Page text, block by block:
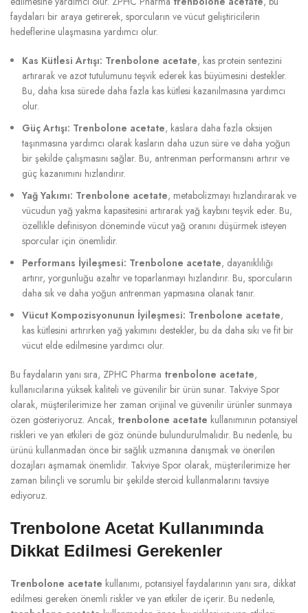
faydaları bir araya getirerek, sporcuların ve vücut geliştiricilerin
hedeflerine ulaşmasına yardımcı olur.
Kas Kütlesi Artışı: Trenbolone acetate, kas protein sentezini
artırarak ve azot tutulumunu teşvik ederek kas büyümesini destekler.
Bu, daha kısa sürede daha fazla kas kütlesi kazanılmasına yardımcı
olur.
Güç Artışı: Trenbolone acetate, kaslara daha fazla oksijen
taşınmasına yardımcı olarak kasların daha uzun süre ve daha yoğun
bir şekilde çalışmasını sağlar. Bu, antrenman performansını artırır ve
güç kazanımını hızlandırır.
Yağ Yakımı: Trenbolone acetate, metabolizmayı hızlandırarak ve
vücudun yağ yakma kapasitesini artırarak yağ kaybını teşvik eder. Bu,
özellikle definisyon döneminde vücut yağ oranını düşürmek isteyen
sporcular için önemlidir.
Performans İyileşmesi: Trenbolone acetate, dayanıklılığı
artırır, yorgunluğu azaltır ve toparlanmayı hızlandırır. Bu, sporcuların
daha sık ve daha yoğun antrenman yapmasına olanak tanır.
Vücut Kompozisyonunun İyileşmesi: Trenbolone acetate,
kas kütlesini artırırken yağ yakımını destekler, bu da daha sıkı ve fit bir
vücut elde edilmesine yardımcı olur.
Bu faydaların yanı sıra, ZPHC Pharma trenbolone acetate,
kullanıcılarına yüksek kaliteli ve güvenilir bir ürün sunar. Takviye Spor
olarak, müşterilerimize her zaman orijinal ve güvenilir ürünler sunmaya
özen gösteriyoruz. Ancak, trenbolone acetate kullanımının potansiyel
riskleri ve yan etkileri de göz önünde bulundurulmalıdır. Bu nedenle, bu
ürünü kullanmadan önce bir sağlık uzmanına danışmak ve önerilen
dozajları aşmamak önemlidir. Takviye Spor olarak, müşterilerimize her
zaman bilinçli ve sorumlu bir şekilde steroid kullanmalarını tavsiye
ediyoruz.
Trenbolone Acetat Kullanımında
Dikkat Edilmesi Gerekenler
Trenbolone acetate kullanımı, potansiyel faydalarının yanı sıra, dikkat
edilmesi gereken önemli riskler ve yan etkiler de içerir. Bu nedenle,